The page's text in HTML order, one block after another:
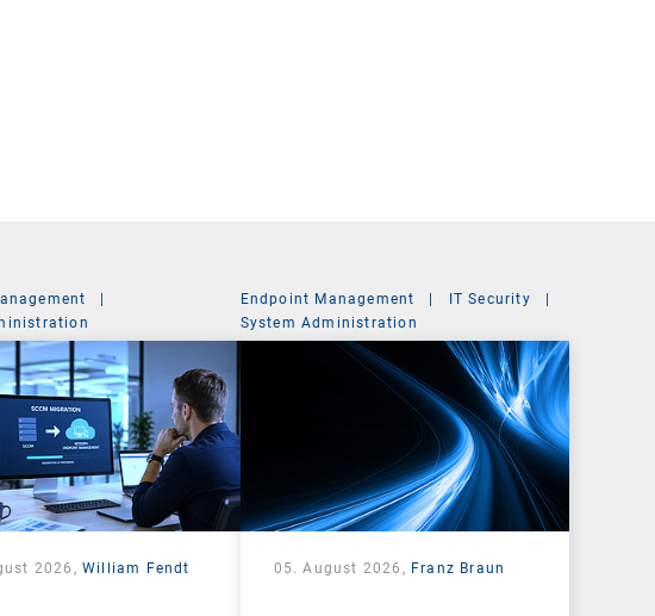
|
2026, William Fendt
Endpoint Management | IT Security
|
System Administration
05. August 2026, Franz Braun